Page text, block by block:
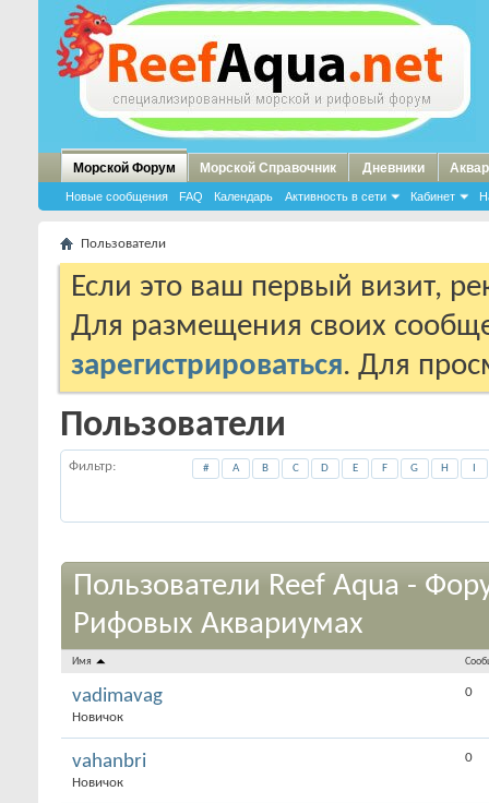
Морской Форум
Новые сообщения FAQ Календарь Активность в сети Кабинет
Морской Справочник Дневники
Пользователи
Если это ваш первый визит,
Для размещения своих
зарегистрироваться. Для
Пользователи
Фильтр # A B C D E F G H
Пользователи Reef Aqua -
Рифовых Аквариумах
Имя
vadimavag
Новичок
0
vahanbri
Новичок
0